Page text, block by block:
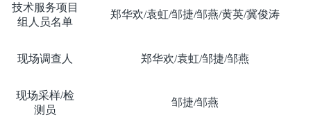
技术服务项目
组人员名单
郑华欢/袁虹/邹捷/邹燕/黄英/冀俊涛
现场调查人 郑华欢/袁虹/邹捷/邹燕
现场采样/检
测员
邹捷/邹燕